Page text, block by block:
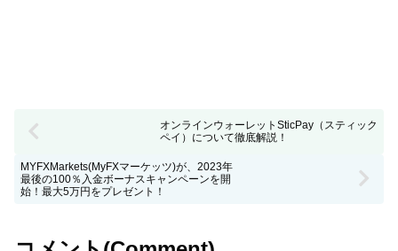
オンラインウォーレットSticPay（スティック
ペイ）について徹底解説！
MYFXMarkets(MyFXマーケッツ)が、2023年
最後の100％入金ボーナスキャンペーンを開
始！最大5万円をプレゼント！